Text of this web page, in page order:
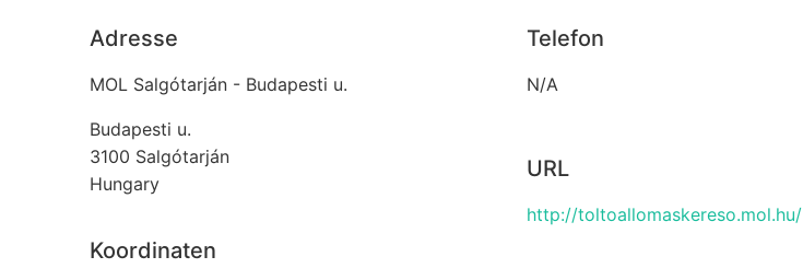
Adresse
MOL Salgótarján - Budapesti u.
Budapesti u.
3100 Salgótarján
Hungary
Koordinaten
Telefon
N/A
URL
http://toltoallomaskereso.mol.hu/